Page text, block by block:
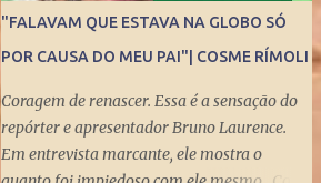
"FALAVAM QUE ESTAVA NA GLOBO SÓ
POR CAUSA DO MEU PAI"| COSME RÍMOLI
Coragem de renascer. Essa é a sensação do
repórter e apresentador Bruno Laurence.
Em entrevista marcante, ele mostra o